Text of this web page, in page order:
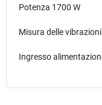
Potenza 1700 W
Misura delle
Ingresso